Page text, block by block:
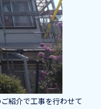
紹介で工事を行わせて